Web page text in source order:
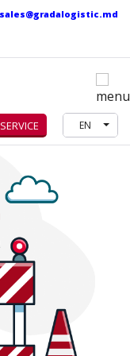
sales@gradalogistic.md
EN